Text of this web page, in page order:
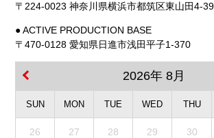
〒224-0023 神奈川県横浜市都筑区東山田4-
● ACTIVE PRODUCTION BASE
〒470-0128 愛知県日進市浅田平子1-370
2026年 8月
SUN MON TUE WED THU
26 27 28 29 30